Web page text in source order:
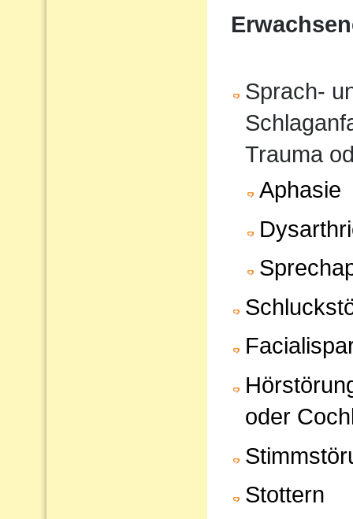
Sprach-
Trauma
Aphasie
oder
Stottern